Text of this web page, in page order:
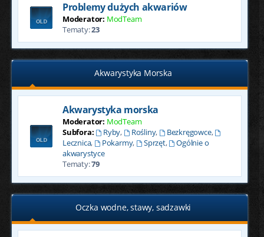
Problemy dużych akwariów
Moderator: ModTeam
Tematy:23
Akwarystyka Morska
Akwarystyka morska
Moderator: ModTeam
Subfora:
Ryby, Rośliny, Bezkręgowce,
Lecznica, Pokarmy, Sprzęt,
Ogólnie o
akwarystyce
Tematy:79
Oczka wodne, stawy, sadzawki